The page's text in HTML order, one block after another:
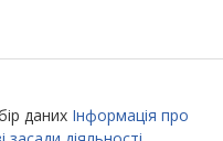
даних Інформація про